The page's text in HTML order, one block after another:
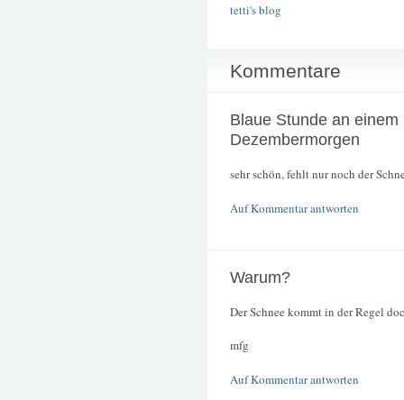
tetti's blog
Kommentare
Blaue Stunde an einem
Dezembermorgen
sehr schön, fehlt nur noch der
Auf Kommentar antworten
Warum?
Der Schnee kommt in der Regel
mfg
Auf Kommentar antworten